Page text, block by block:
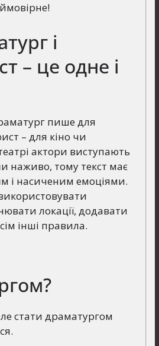
і
– це одне і
пише для
– для кіно чи
актори виступають
наживо, тому текст має
і насиченим емоціями.
локації, додавати
інші правила.
стати драматургом